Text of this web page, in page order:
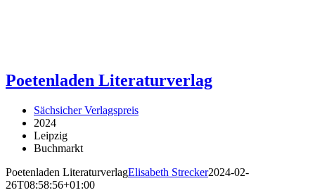
Poetenladen Literaturverlag
Sächsicher Verlagspreis
2024
Leipzig
Buchmarkt
Poetenladen LiteraturverlagElisabeth Strecker2024-02-
26T08:58:56+01:00